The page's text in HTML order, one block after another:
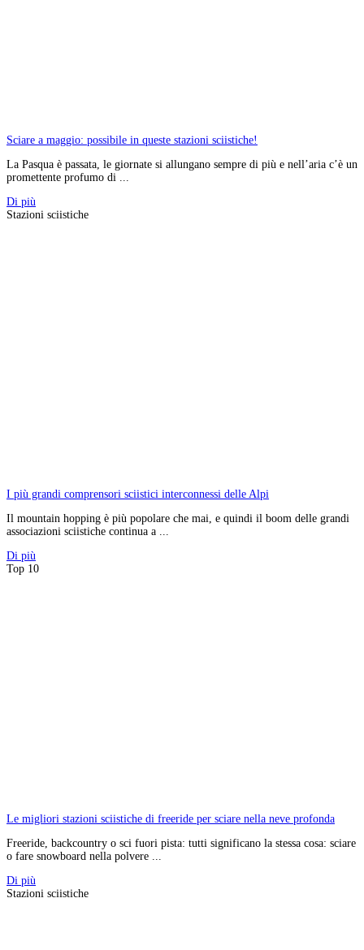
Sciare a maggio: possibile in queste stazioni sciistiche!
La Pasqua è passata, le giornate si allungano sempre di più e nell’aria c’è un
promettente profumo di ...
Di più
Stazioni sciistiche
I più grandi comprensori sciistici interconnessi delle Alpi
Il mountain hopping è più popolare che mai, e quindi il boom delle grandi
associazioni sciistiche continua a ...
Di più
Top 10
Le migliori stazioni sciistiche di freeride per sciare nella neve profonda
Freeride, backcountry o sci fuori pista: tutti significano la stessa cosa: sciare
o fare snowboard nella polvere ...
Di più
Stazioni sciistiche